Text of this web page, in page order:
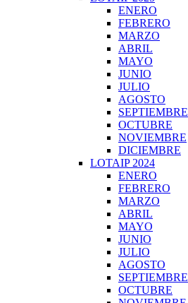
ENERO
FEBRERO
MARZO
ABRIL
MAYO
JUNIO
JULIO
AGOSTO
SEPTIEMBRE
OCTUBRE
NOVIEMBRE
DICIEMBRE
LOTAIP 2024
ENERO
FEBRERO
MARZO
ABRIL
MAYO
JUNIO
JULIO
AGOSTO
SEPTIEMBRE
OCTUBRE